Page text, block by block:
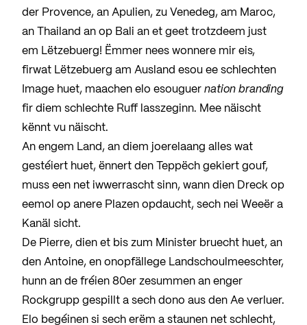
der Provence, an Apulien, zu Venedeg, am Maroc,
an Thailand an op Bali an et geet trotzdeem just
em Lëtzebuerg! Ëmmer nees wonnere mir eis,
firwat Lëtzebuerg am Ausland esou ee schlechten
Image huet, maachen elo esouguer nation branding
fir diem schlechte Ruff lasszeginn. Mee näischt
kënnt vu näischt.
An engem Land, an diem joerelaang alles wat
gestéiert huet, ënnert den Teppëch gekiert gouf,
muss een net iwwerrascht sinn, wann dien Dreck op
eemol op anere Plazen opdaucht, sech nei Weeër a
Kanäl sicht.
De Pierre, dien et bis zum Minister bruecht huet, an
den Antoine, en onopfällege Landschoulmeeschter,
hunn an de fréien 80er zesummen an enger
Rockgrupp gespillt a sech dono aus den Ae verluer.
Elo begéinen si sech erëm a staunen net schlecht,